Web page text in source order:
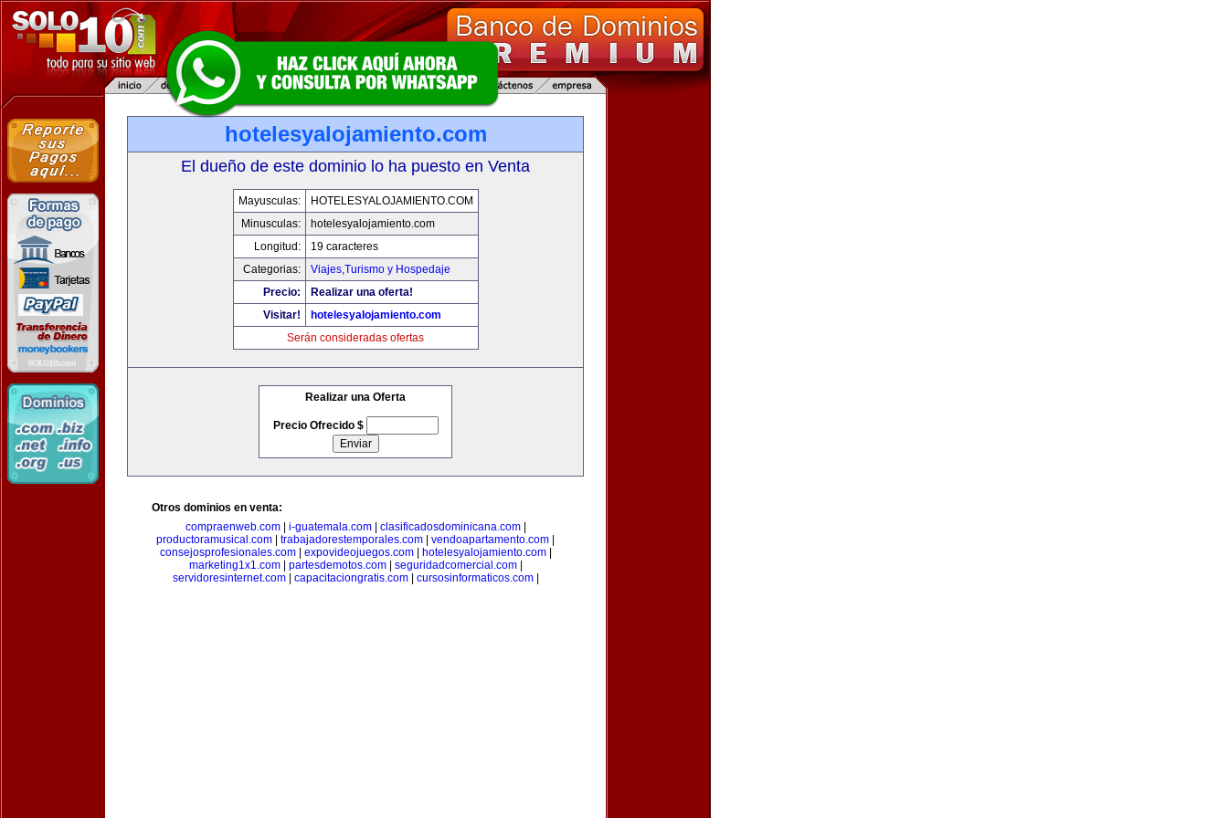
hotelesyalojamiento.com
El dueño de este dominio lo ha puesto en Venta
Mayusculas:
HOTELESYALOJAMIENTO.COM
Minusculas:
hotelesyalojamiento.com
Longitud:
19 caracteres
Categorias:
Viajes,Turismo y Hospedaje
Precio:
Realizar una oferta!
Visitar!
hotelesyalojamiento.com
Serán consideradas ofertas
Realizar una Oferta
Precio Ofrecido $
Otros dominios en venta:
compraenweb.com| i-guatemala.com| clasificadosdominicana.com|
productoramusical.com
trabajadorestemporales.com vendoapartamento.com
consejosprofesionales.com| expovideojuegos.com| hotelesyalojamiento.com|
marketing1x1.com| partesdemotos.com| seguridadcomercial.com|
servidoresinternet.com| capacitaciongratis.com| cursosinformaticos.com|